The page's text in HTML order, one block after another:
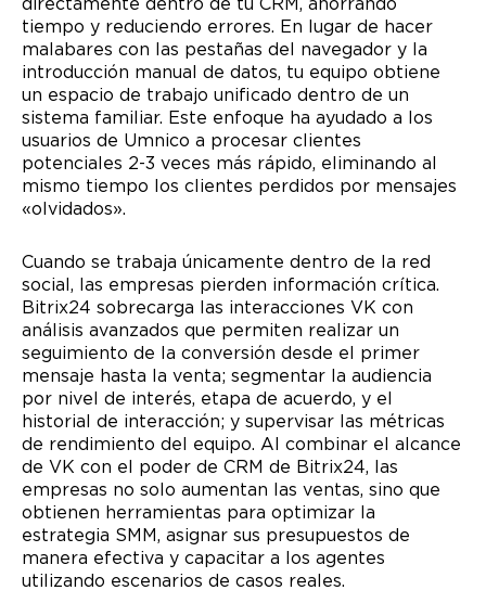
directamente dentro de tu CRM, ahorrando
tiempo y reduciendo errores. En lugar de hacer
malabares con las pestañas del navegador y la
introducción manual de datos, tu equipo obtiene
un espacio de trabajo unificado dentro de un
sistema familiar. Este enfoque ha ayudado a los
usuarios de Umnico a procesar clientes
potenciales 2-3 veces más rápido, eliminando al
mismo tiempo los clientes perdidos por mensajes
«olvidados».
Cuando se trabaja únicamente dentro de la red
social, las empresas pierden información crítica.
Bitrix24 sobrecarga las interacciones VK con
análisis avanzados que permiten realizar un
seguimiento de la conversión desde el primer
mensaje hasta la venta; segmentar la audiencia
por nivel de interés, etapa de acuerdo, y el
historial de interacción; y supervisar las métricas
de rendimiento del equipo. Al combinar el alcance
de VK con el poder de CRM de Bitrix24, las
empresas no solo aumentan las ventas, sino que
obtienen herramientas para optimizar la
estrategia SMM, asignar sus presupuestos de
manera efectiva y capacitar a los agentes
utilizando escenarios de casos reales.